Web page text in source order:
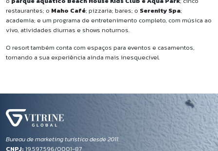
restaurantes; o Maho Café; pizzaria; bares; o Serenity Spa;
academia; e um programa de entretenimento completo, com música ao
vivo, atividades diurnas e shows noturnos.
O resort também conta com espaços para eventos e casamentos,
tornando a sua experiência ainda mais inesquecível.
Bureau de marketing turístico desde 2011.
CNPJ:19.597.596/0001-87